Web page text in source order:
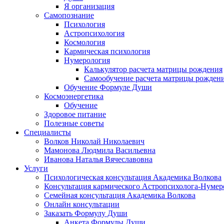
Я организация
Самопознание
Психология
Астропсихология
Космология
Кармическая психология
Нумерология
Калькулятор расчета матрицы рождения
Самообучение расчета матрицы
Обучение Формуле Души
Космоэнергетика
Обучение
Здоровое питание
Полезные советы
Специалисты
Волков Николай Николаевич
Мамонова Людмила Васильевна
Иванова Наталья Вячеславовна
Услуги
Психологическая консультация Академика Волкова
Консультация кармического Астропсихолога-
Семейная консультация Академика Волкова
Онлайн консультации
Заказать Формулу Души
Анкета Формулы Души